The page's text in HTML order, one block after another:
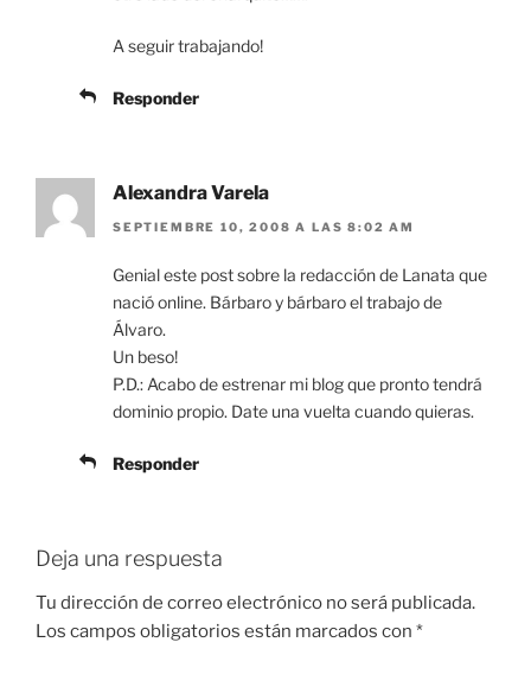
A seguir trabajando!
Responder
Alexandra Varela
SEPTIEMBRE 10, 2008 A LAS 8:02 AM
Genial este post sobre la redacción de Lanata que
nació online. Bárbaro y bárbaro el trabajo de
Álvaro.
Un beso!
P.D.: Acabo de estrenar mi blog que pronto tendrá
dominio propio. Date una vuelta cuando quieras.
Responder
Deja una respuesta
Tu dirección de correo electrónico no será publicada.
Los campos obligatorios están marcados con *